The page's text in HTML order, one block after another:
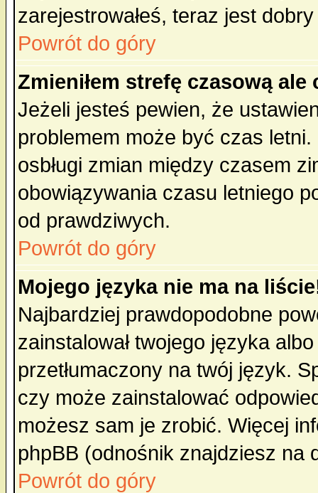
zarejestrowałeś, teraz jest
Powrót do góry
Zmieniłem strefę czasową
Jeżeli jesteś pewien, że
problemem może być czas
osbługi zmian między czasem
obowiązywania czasu letniego
od prawdziwych.
Powrót do góry
Mojego języka nie ma na
Najbardziej prawdopodobne
zainstalował twojego języka
przetłumaczony na twój język.
czy może zainstalować
możesz sam je zrobić. Więcej
phpBB (odnośnik znajdziesz na
Powrót do góry